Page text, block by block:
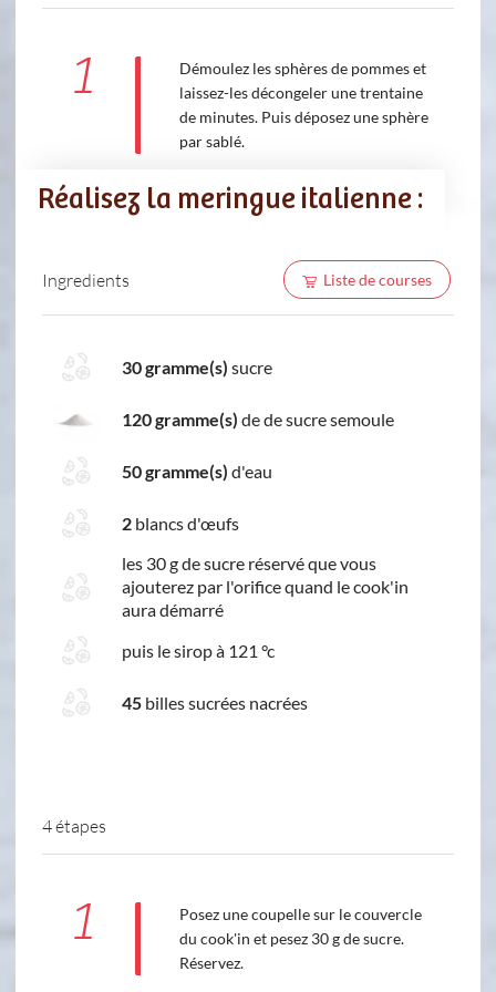
1
Démoulez les sphères de pommes et
laissez-les décongeler une trentaine
de minutes. Puis déposez une sphère
par sablé.
Réalisez la meringue italienne :
Ingredients Liste de courses
30 gramme(s) sucre
120 gramme(s) de de sucre semoule
50 gramme(s) d'eau
2 blancs d'œufs
les 30 g de sucre réservé que vous
ajouterez par l'orifice quand le cook'in
aura démarré
puis le sirop à 121 °c
45 billes sucrées nacrées
4 étapes
1
Posez une coupelle sur le couvercle
du cook'in et pesez 30 g de sucre.
Réservez.